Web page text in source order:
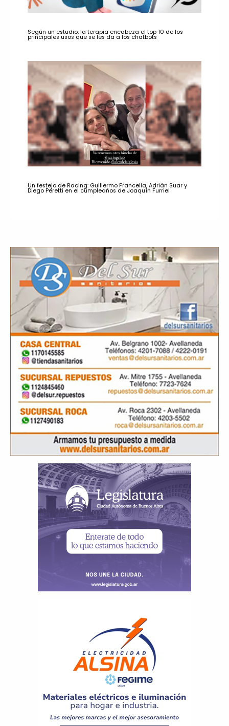
Según un estudio, la terapia encabeza el top 10 de los
principales usos que se les da a los chatbots
Un festejo de Racing: Guillermo Francella, Adrián Suar y
Diego Peretti en el cumpleaños de Joaquín Furriel